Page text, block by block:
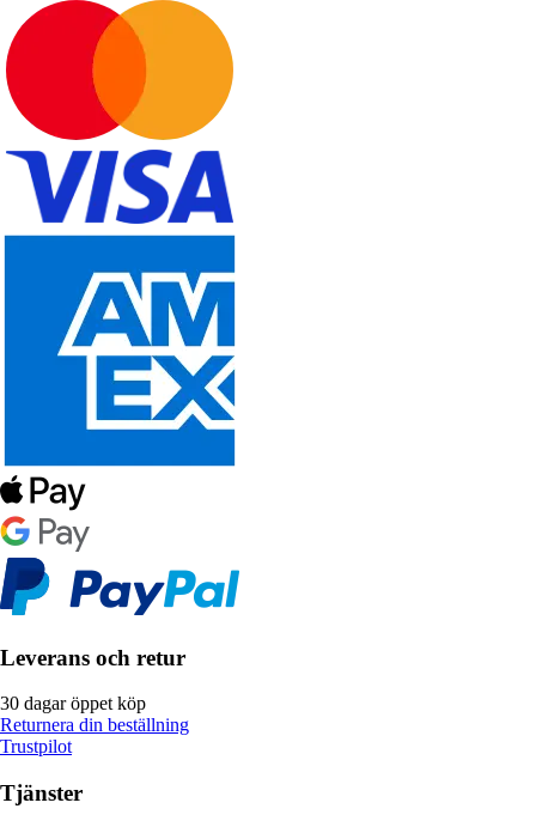
Leverans och retur
30 dagar öppet köp
Returnera din beställning
Trustpilot
Tjänster